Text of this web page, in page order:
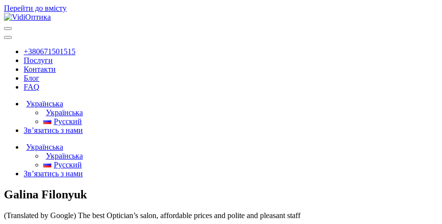
Перейти до вмісту
Головна
навігація
+380671501515
Послуги
Контакти
Блог
FAQ
Українська
Українська
Русский
Зв’язатись з нами
Українська
Українська
Русский
Зв’язатись з нами
Galina Filonyuk
(Translated by Google) The best Optician’s salon, affordable prices and polite and pleasant staff